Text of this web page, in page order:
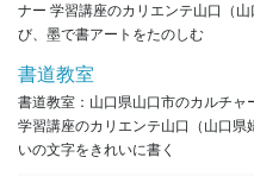
ナー 学習講座のカリエンテ山口（
び、墨で書アートをたのしむ
書道教室
書道教室：山口県山口市のカルチ
学習講座のカリエンテ山口（山口
いの文字をきれいに書く